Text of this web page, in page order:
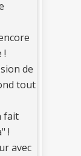
!
de
tout
fait
!
avec